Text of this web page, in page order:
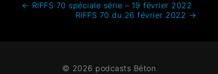
← RIFFS 70 spéciale série – 19 février 2022
RIFFS 70 du 26 février 2022 →
© 2026 podcasts Béton